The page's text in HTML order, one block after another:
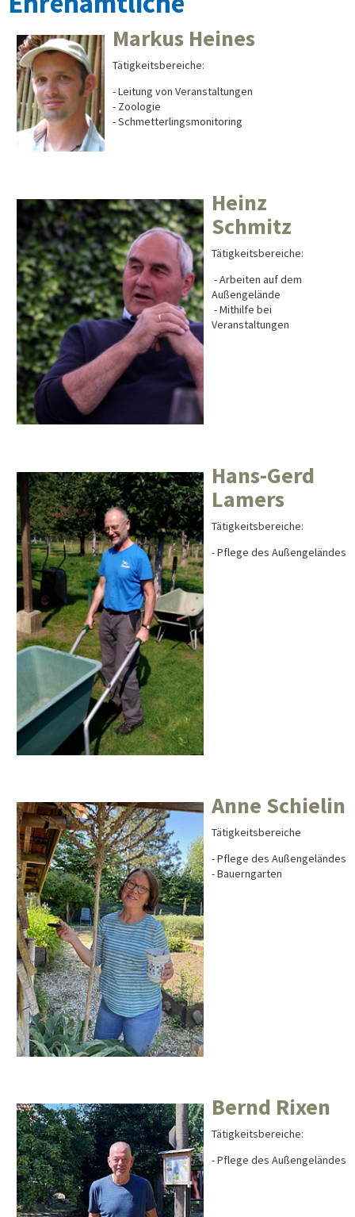
Markus Heines
Tätigkeitsbereiche:
- Leitung von Veranstaltungen
- Zoologie
- Schmetterlingsmonitoring
Heinz
Schmitz
Tätigkeitsbereiche:
- Arbeiten auf dem
Außengelände
- Mithilfe bei
Veranstaltungen
Hans-Gerd
Lamers
Tätigkeitsbereiche:
- Pflege des Außengeländes
Anne Schielin
Tätigkeitsbereiche
- Pflege des Außengeländes
- Bauerngarten
Bernd Rixen
Tätigkeitsbereiche:
- Pflege des Außengeländes